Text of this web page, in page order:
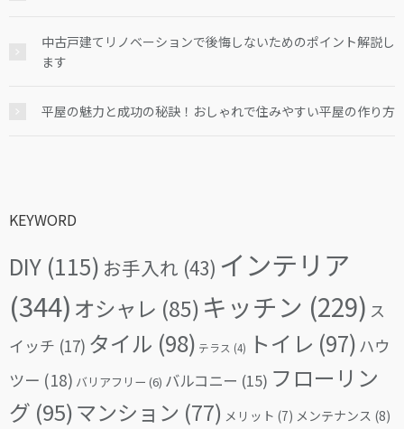
中古戸建てリノベーションで後悔しないためのポイント解説し
ます
平屋の魅力と成功の秘訣！おしゃれで住みやすい平屋の作り方
KEYWORD
DIY (115) お手入れ (43) インテリア
(344) オシャレ (85) キッチン (229) ス
イッチ (17) タイル (98) テラス (4) トイレ (97) ハウ
ツー (18) バリアフリー (6) バルコニー (15) フローリン
グ (95)マンション (77) メリット (7) メンテナンス (8)